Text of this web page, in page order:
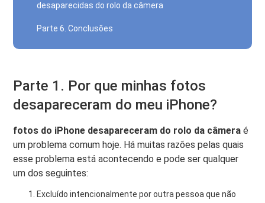
desaparecidas do rolo da câmera
Parte 6. Conclusões
Parte 1. Por que minhas fotos
desapareceram do meu iPhone?
fotos do iPhone desapareceram do rolo da câmera é
um problema comum hoje. Há muitas razões pelas quais
esse problema está acontecendo e pode ser qualquer
um dos seguintes:
Excluído intencionalmente por outra pessoa que não